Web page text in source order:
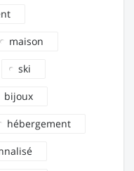
maison
ski
bijoux
hébergement